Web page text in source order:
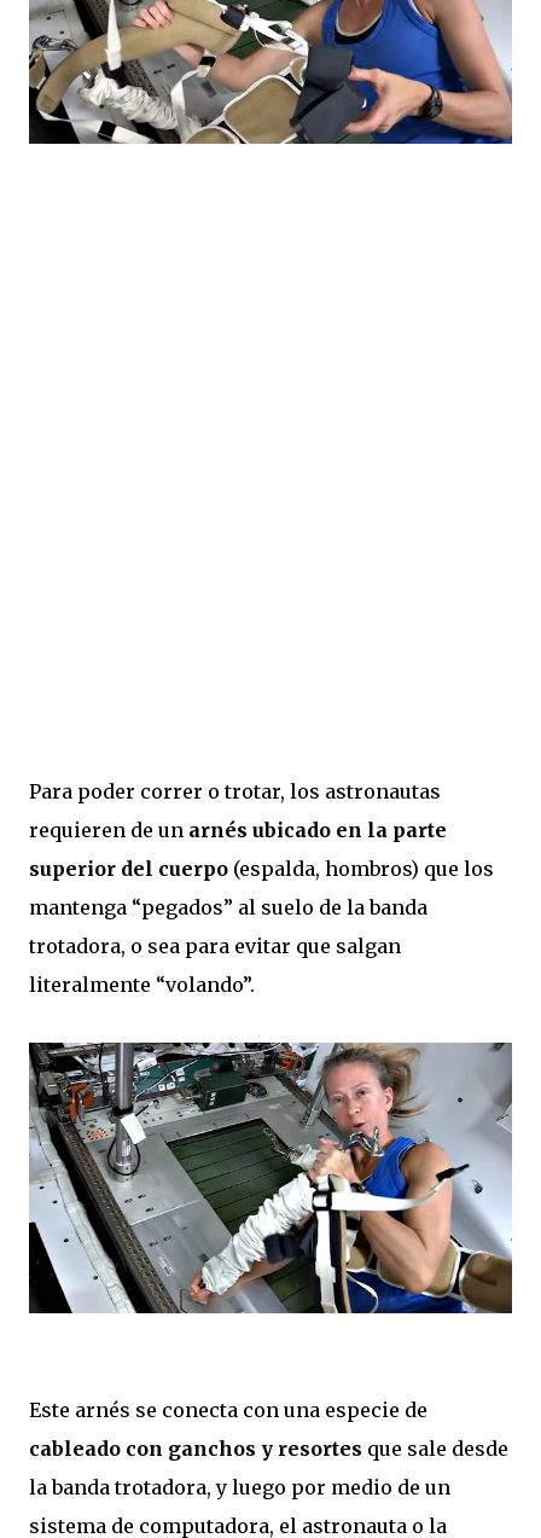
Para poder correr o trotar, los astronautas
requieren de un arnés ubicado en la parte
superior del cuerpo (espalda, hombros) que los
mantenga “pegados” al suelo de la banda
trotadora, o sea para evitar que salgan
literalmente “volando”.
Este arnés se conecta con una especie de
cableado con ganchos y resortes que sale desde
la banda trotadora, y luego por medio de un
sistema de computadora, el astronauta o la